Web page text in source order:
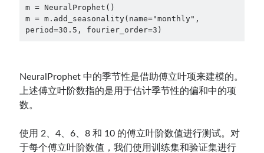
m = NeuralProphet()
m = m.add_seasonality(name="monthly",
period=30.5, fourier_order=3)
NeuralProphet 中的季节性是借助傅立叶项来建模的。
上述傅立叶阶数指的是用于估计季节性的偏和中的项
数。
使用 2、4、6、8 和 10 的傅立叶阶数值进行测试。对
于每个傅立叶阶数值，我们使用训练集和验证集进行